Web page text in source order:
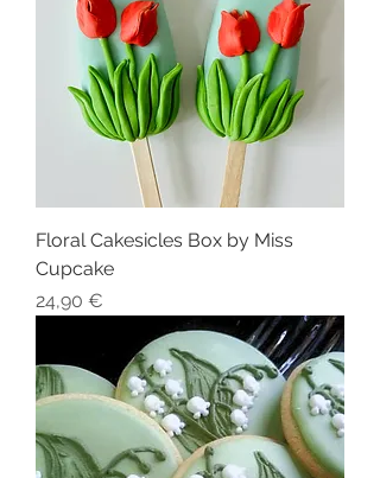
Floral Cakesicles Box by Miss
Cupcake
Preis
24,90 €